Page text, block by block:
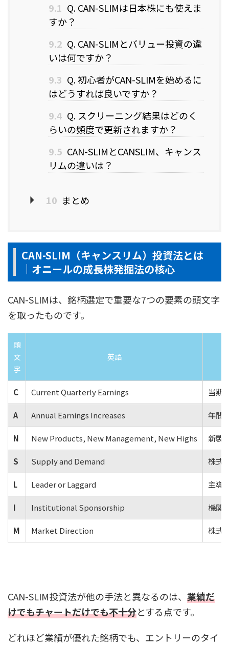
9.1 Q. CAN-SLIMは日本株にも使えま
すか？
9.2 Q. CAN-SLIMとバリュー投資の違
いは何ですか？
9.3 Q. 初心者がCAN-SLIMを始めるに
はどうすれば良いですか？
9.4 Q. スクリーニング結果はどのく
らいの頻度で更新されますか？
9.5 CAN-SLIMとCANSLIM、キャンス
リムの違いは？
10 まとめ
CAN-SLIM（キャンスリム）投資法とは
｜オニールの成長株発掘法の核心
CAN-SLIMは、銘柄選定で重要な7つの要素の頭文字
を取ったものです。
頭
文
字
英語
C Current Quarterly Earnings 当期
A Annual Earnings Increases 年間
N New Products, New Management, New Highs 新製
S Supply and Demand 株式
L Leader or Laggard 主導
I Institutional Sponsorship 機関
M Market Direction 株式
CAN-SLIM投資法が他の手法と異なるのは、 業績だ
けでもチャートだけでも不十分とする点です。
どれほど業績が優れた銘柄でも、エントリーのタイ